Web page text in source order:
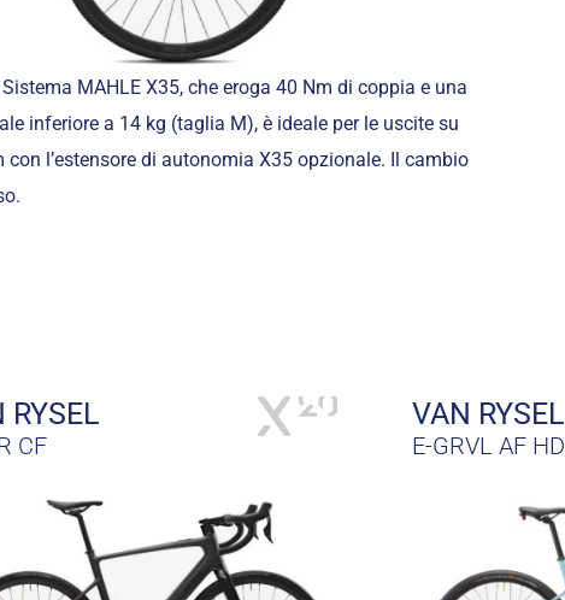
MAHLE X35, che eroga 40 Nm di coppia e una
inferiore a 14 kg (taglia M), è ideale per le uscite su
l’estensore di autonomia X35 opzionale. Il cambio
RYSEL
CF
VAN RYSEL
E-GRVL AF HD